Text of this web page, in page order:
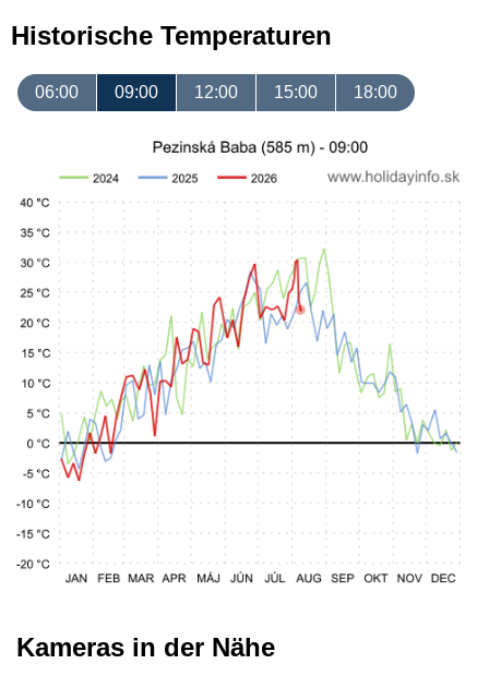
Historische Temperaturen
06:00 09:00 12:00 15:00 18:00
Kameras in der Nähe